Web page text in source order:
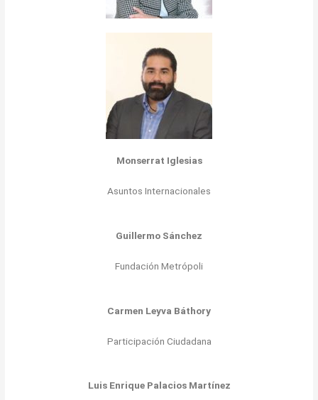
Monserrat Iglesias
Asuntos Internacionales
Guillermo Sánchez
Fundación Metrópoli
Carmen Leyva Báthory
Participación Ciudadana
Luis Enrique Palacios Martínez